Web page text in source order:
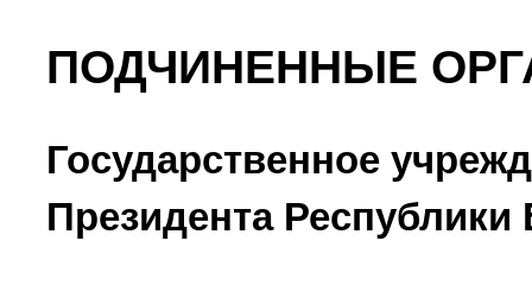
ПОДЧИНЕННЫЕ
Государственное
Президента Республики